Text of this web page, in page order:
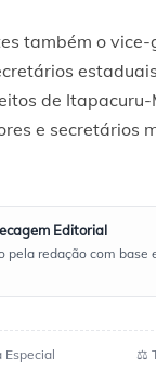
também o
de
e secretários
Editorial
pela redação com
Especial ⚖️